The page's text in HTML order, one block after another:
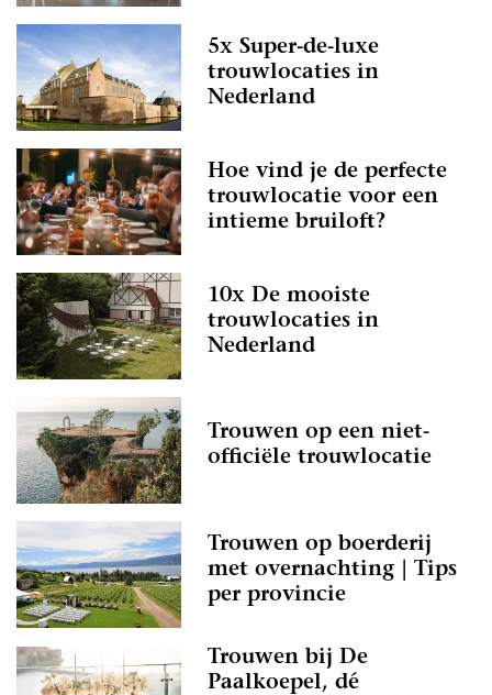
5x Super-de-luxe
trouwlocaties in
Nederland
Hoe vind je de perfecte
trouwlocatie voor een
intieme bruiloft?
10x De mooiste
trouwlocaties in
Nederland
Trouwen op een niet-
officiële trouwlocatie
Trouwen op boerderij
met overnachting | Tips
per provincie
Trouwen bij De
Paalkoepel, dé